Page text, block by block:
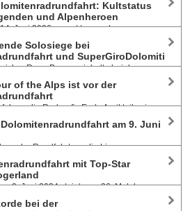
SuperGiroDolomiti. Daniela Traxl-
siegen erneut. Über 2.000
beim großen Radwochenende in
Kultstatus
und Alpenheroen
Juni 2026 erneut tausende
Welt in Osttirol versammeln, steht nicht
Radveranstaltungen Europas am
feiert zugleich ihr 75-jähriges
weiteres Kapitel österreichischer
Solosiege bei
und SuperGiroDolomiti
Rene Pammer jubelte bei der
Juni 2025 nach einer langen Soloflucht
Die Tirolerin Daniela Traxl-Pintarelli
aus Kanada gewann den
Streckenrekord, zweiter Triumph für die
of the Alps ist vor der
fuhren die Radprofis Ende April teilweise
am 8. Juni 2025 die
Extremvariante SuperGiroDolomiti
Radmarathon Österreichs folgt das
Es bahnt sich ein Duell der besten
am 9. Juni
der Rundfahrt um die Lienzer
die Rekorde: Der Tiroler Maximilian
Triumph zum alleinigen
Eva Schien wiederholte nicht nur ihren
einen neuen Streckenrekord auf.
mit Top-Star
9. Juni 2024 steigt zum 36. Mal der
Die Strecke führt über 112 Kilometer
die wildromantischen Lienzer
bei der